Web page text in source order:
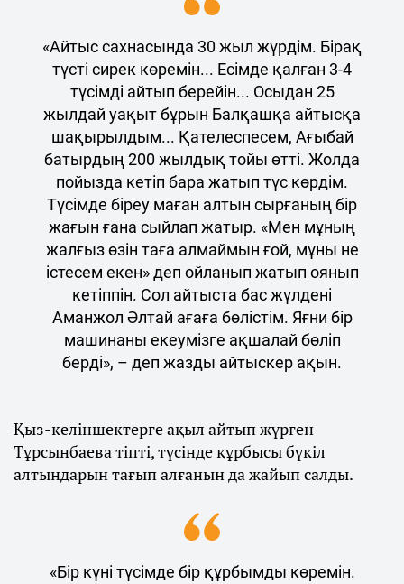
«Айтыс сахнасында 30 жыл жүрдім. Бірақ
түсті сирек көремін... Есімде қалған 3-4
түсімді айтып берейін... Осыдан 25
жылдай уақыт бұрын Балқашқа айтысқа
шақырылдым... Қателеспесем, Ағыбай
батырдың 200 жылдық тойы өтті. Жолда
пойызда кетіп бара жатып түс көрдім.
Түсімде біреу маған алтын сырғаның бір
жағын ғана сыйлап жатыр. «Мен мұның
жалғыз өзін таға алмаймын ғой, мұны не
істесем екен» деп ойланып жатып оянып
кетіппін. Сол айтыста бас жүлдені
Аманжол Әлтай ағаға бөлістім. Яғни бір
машинаны екеумізге ақшалай бөліп
берді», – деп жазды айтыскер ақын.
Қыз-келіншектерге ақыл айтып жүрген
Тұрсынбаева тіпті, түсінде құрбысы бүкіл
алтындарын тағып алғанын да жайып салды.
«Бір күні түсімде бір құрбымды көремін.